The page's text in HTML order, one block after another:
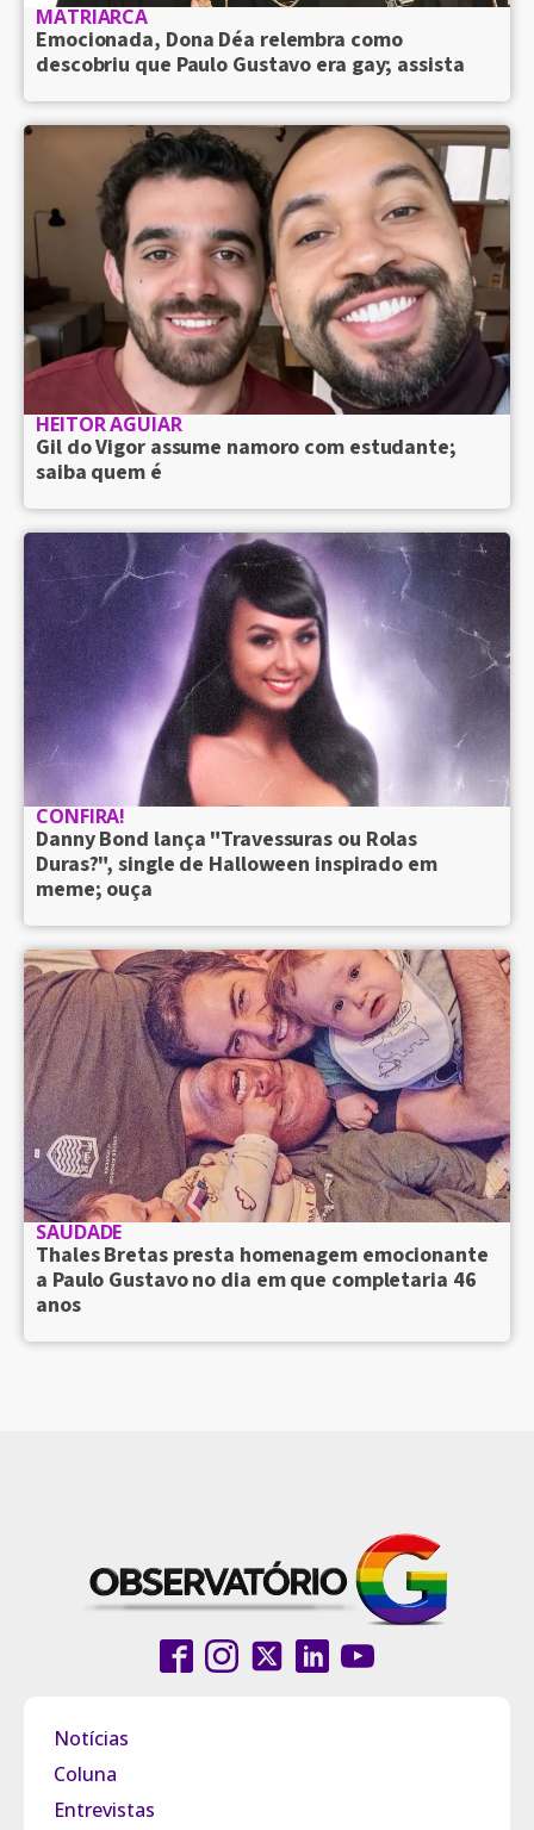
MATRIARCA
Emocionada, Dona Déa relembra como
descobriu que Paulo Gustavo era gay; assista
HEITOR AGUIAR
Gil do Vigor assume namoro com estudante;
saiba quem é
CONFIRA!
Danny Bond lança "Travessuras ou Rolas
Duras?", single de Halloween inspirado em
meme; ouça
SAUDADE
Thales Bretas presta homenagem emocionante
a Paulo Gustavo no dia em que completaria 46
anos
Notícias
Coluna
Entrevistas